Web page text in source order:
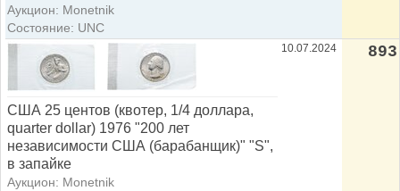
Аукцион: Monetnik
Состояние: UNC
США 25 центов (квотер, 1/4 доллара,
quarter dollar) 1976 "200 лет
независимости США (барабанщик)" "S",
в запайке
Аукцион: Monetnik
10.07.2024 893